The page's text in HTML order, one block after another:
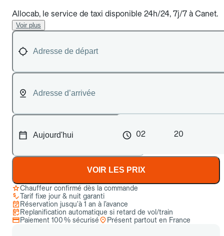
Allocab, le service de taxi disponible 24h/24, 7j/7 à Canet.
Voir plus
02 20
VOIR LES PRIX
Chauffeur confirmé dès la commande
Tarif fixe jour & nuit garanti
Réservation jusqu’à 1 an à l’avance
Replanification automatique si retard de vol/train
Paiement 100 % sécurisé
Présent partout en France